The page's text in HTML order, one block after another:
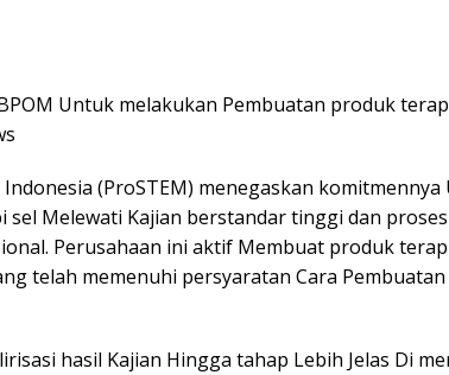
Untuk melakukan Pembuatan produk
Indonesia (ProSTEM) menegaskan
sel Melewati Kajian berstandar tinggi dan
Perusahaan ini aktif Membuat produk
telah memenuhi persyaratan Cara
hasil Kajian Hingga tahap Lebih Jelas Di